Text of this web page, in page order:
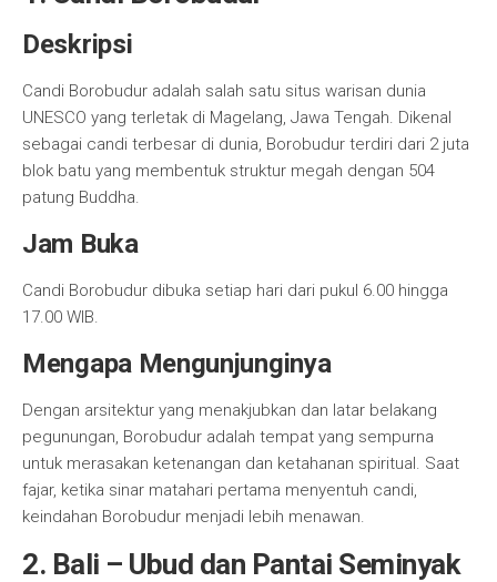
Deskripsi
Candi Borobudur adalah salah satu situs warisan dunia
UNESCO yang terletak di Magelang, Jawa Tengah. Dikenal
sebagai candi terbesar di dunia, Borobudur terdiri dari 2 juta
blok batu yang membentuk struktur megah dengan 504
patung Buddha.
Jam Buka
Candi Borobudur dibuka setiap hari dari pukul 6.00 hingga
17.00 WIB.
Mengapa Mengunjunginya
Dengan arsitektur yang menakjubkan dan latar belakang
pegunungan, Borobudur adalah tempat yang sempurna
untuk merasakan ketenangan dan ketahanan spiritual. Saat
fajar, ketika sinar matahari pertama menyentuh candi,
keindahan Borobudur menjadi lebih menawan.
2. Bali – Ubud dan Pantai Seminyak